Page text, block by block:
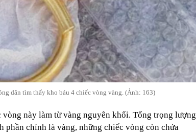
dân tìm thấy kho báu 4 chiếc vòng vàng. (Ảnh: 163)
này làm từ vàng nguyên khối. Tổng trọng lượng
phần chính là vàng, những chiếc vòng còn chứa